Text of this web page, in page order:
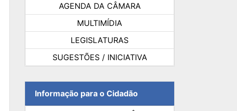
AGENDA DA CÂMARA
MULTIMÍDIA
LEGISLATURAS
SUGESTÕES / INICIATIVA
Informação para o Cidadão